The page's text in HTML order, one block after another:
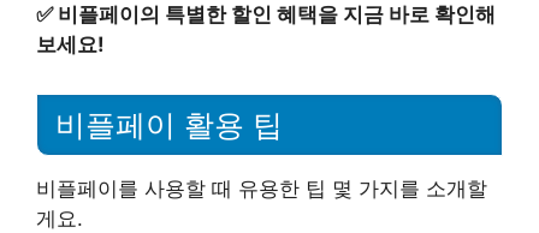
✅ 비플페이의 특별한 할인 혜택을 지금 바로 확인해
보세요!
비플페이 활용 팁
비플페이를 사용할 때 유용한 팁 몇 가지를 소개할
게요.